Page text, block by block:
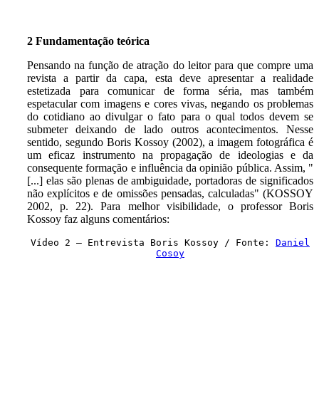
2 Fundamentação teórica
Pensando na função de atração do leitor para que compre uma
revista a partir da capa, esta deve apresentar a realidade
estetizada para comunicar de forma séria, mas também
espetacular com imagens e cores vivas, negando os problemas
do cotidiano ao divulgar o fato para o qual todos devem se
submeter deixando de lado outros acontecimentos. Nesse
sentido, segundo Boris Kossoy (2002), a imagem fotográfica é
um eficaz instrumento na propagação de ideologias e da
consequente formação e influência da opinião pública. Assim, "
[...] elas são plenas de ambiguidade, portadoras de significados
não explícitos e de omissões pensadas, calculadas" (KOSSOY
2002, p. 22). Para melhor visibilidade, o professor Boris
Kossoy faz alguns comentários:
Vídeo 2 – Entrevista Boris Kossoy / Fonte: Daniel
Cosoy